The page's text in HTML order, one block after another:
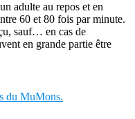
adulte au repos et en
60 et 80 fois par minute.
sauf… en cas de
en grande partie être